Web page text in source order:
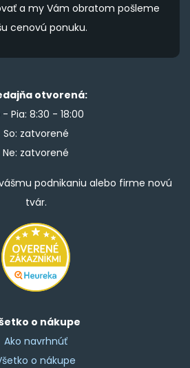
a my Vám obratom pošleme
cenovú ponuku.
otvorená:
- Pia: 8:30 - 18:00
So: zatvorené
Ne: zatvorené
podnikaniu alebo firme novú
tvár.
o nákupe
Ako navrhnúť
o nákupe